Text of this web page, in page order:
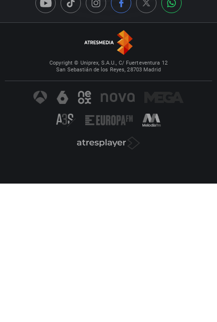
Copyright © Uniprex, S.A.U., C/ Fuerteventura 12
San Sebastián de los Reyes, 28703 Madrid